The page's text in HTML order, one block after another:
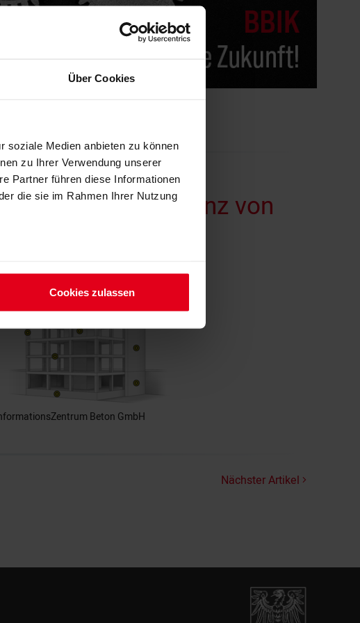
Über Cookies
soziale Medien anbieten zu können
zu Ihrer Verwendung unserer
Partner führen diese Informationen
die sie im Rahmen Ihrer Nutzung
Cookies zulassen
CO₂-Bilanz von
Beton GmbH
Nächster Artikel